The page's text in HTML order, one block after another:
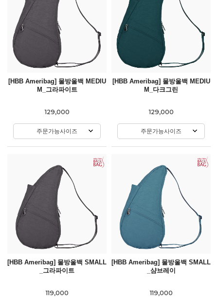
[HBB Ameribag] 물방울백 MEDIU
M_그라파이트
129,000
주문가능사이즈
[HBB Ameribag] 물방울백 MEDIU
M_다크그린
129,000
주문가능사이즈
[HBB Ameribag] 물방울백 SMALL
_그라파이트
119,000
[HBB Ameribag] 물방울백 SMALL
_샴브레이
119,000